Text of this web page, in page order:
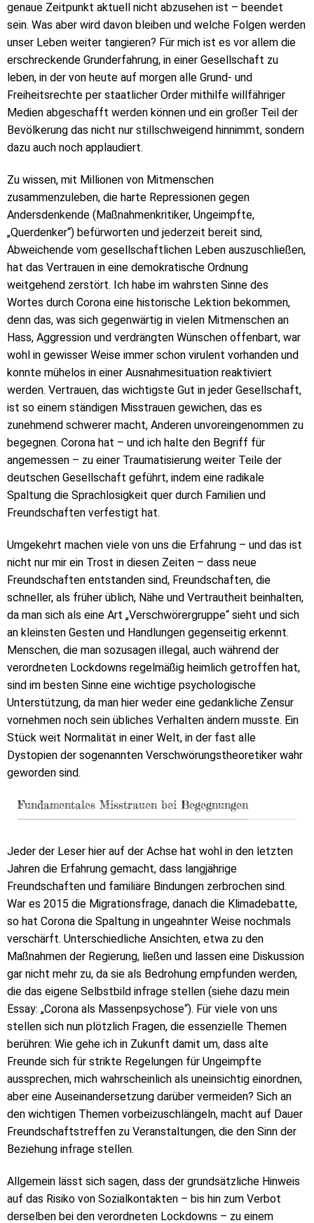
genaue Zeitpunkt aktuell nicht abzusehen ist – beendet
sein. Was aber wird davon bleiben und welche Folgen werden
unser Leben weiter tangieren? Für mich ist es vor allem die
erschreckende Grunderfahrung, in einer Gesellschaft zu
leben, in der von heute auf morgen alle Grund- und
Freiheitsrechte per staatlicher Order mithilfe willfähriger
Medien abgeschafft werden können und ein großer Teil der
Bevölkerung das nicht nur stillschweigend hinnimmt, sondern
dazu auch noch applaudiert.
Zu wissen, mit Millionen von Mitmenschen
zusammenzuleben, die harte Repressionen gegen
Andersdenkende (Maßnahmenkritiker, Ungeimpfte,
„Querdenker“) befürworten und jederzeit bereit sind,
Abweichende vom gesellschaftlichen Leben auszuschließen,
hat das Vertrauen in eine demokratische Ordnung
weitgehend zerstört. Ich habe im wahrsten Sinne des
Wortes durch Corona eine historische Lektion bekommen,
denn das, was sich gegenwärtig in vielen Mitmenschen an
Hass, Aggression und verdrängten Wünschen offenbart, war
wohl in gewisser Weise immer schon virulent vorhanden und
konnte mühelos in einer Ausnahmesituation reaktiviert
werden. Vertrauen, das wichtigste Gut in jeder Gesellschaft,
ist so einem ständigen Misstrauen gewichen, das es
zunehmend schwerer macht, Anderen unvoreingenommen zu
begegnen. Corona hat – und ich halte den Begriff für
angemessen – zu einer Traumatisierung weiter Teile der
deutschen Gesellschaft geführt, indem eine radikale
Spaltung die Sprachlosigkeit quer durch Familien und
Freundschaften verfestigt hat.
Umgekehrt machen viele von uns die Erfahrung – und das ist
nicht nur mir ein Trost in diesen Zeiten – dass neue
Freundschaften entstanden sind, Freundschaften, die
schneller, als früher üblich, Nähe und Vertrautheit beinhalten,
da man sich als eine Art „Verschwörergruppe“ sieht und sich
an kleinsten Gesten und Handlungen gegenseitig erkennt.
Menschen, die man sozusagen illegal, auch während der
verordneten Lockdowns regelmäßig heimlich getroffen hat,
sind im besten Sinne eine wichtige psychologische
Unterstützung, da man hier weder eine gedankliche Zensur
vornehmen noch sein übliches Verhalten ändern musste. Ein
Stück weit Normalität in einer Welt, in der fast alle
Dystopien der sogenannten Verschwörungstheoretiker wahr
geworden sind.
Fundamentales Misstrauen bei Begegnungen
Jeder der Leser hier auf der Achse hat wohl in den letzten
Jahren die Erfahrung gemacht, dass langjährige
Freundschaften und familiäre Bindungen zerbrochen sind.
War es 2015 die Migrationsfrage, danach die Klimadebatte,
so hat Corona die Spaltung in ungeahnter Weise nochmals
verschärft. Unterschiedliche Ansichten, etwa zu den
Maßnahmen der Regierung, ließen und lassen eine Diskussion
gar nicht mehr zu, da sie als Bedrohung empfunden werden,
die das eigene Selbstbild infrage stellen (siehe dazu mein
Essay: „Corona als Massenpsychose“). Für viele von uns
stellen sich nun plötzlich Fragen, die essenzielle Themen
berühren: Wie gehe ich in Zukunft damit um, dass alte
Freunde sich für strikte Regelungen für Ungeimpfte
aussprechen, mich wahrscheinlich als uneinsichtig einordnen,
aber eine Auseinandersetzung darüber vermeiden? Sich an
den wichtigen Themen vorbeizuschlängeln, macht auf Dauer
Freundschaftstreffen zu Veranstaltungen, die den Sinn der
Beziehung infrage stellen.
Allgemein lässt sich sagen, dass der grundsätzliche Hinweis
auf das Risiko von Sozialkontakten – bis hin zum Verbot
derselben bei den verordneten Lockdowns – zu einem